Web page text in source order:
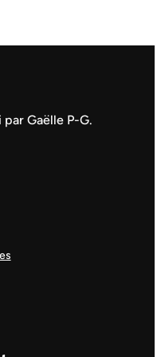
Gaëlle P-G.